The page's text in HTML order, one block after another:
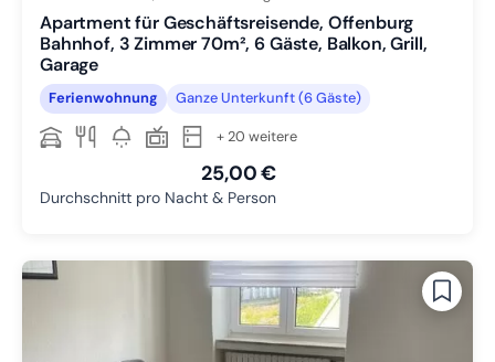
Apartment für Geschäftsreisende, Offenburg
Bahnhof, 3 Zimmer 70m², 6 Gäste, Balkon, Grill,
Garage
Ferienwohnung Ganze Unterkunft (6 Gäste)
+ 20 weitere
25,00 €
Durchschnitt pro Nacht & Person